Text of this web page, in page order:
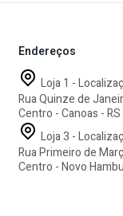
Endereços
Loja 1 -
Rua Quinze de
Centro - Canoas - RS
Loja 3 -
Rua Primeiro de
Centro - Novo